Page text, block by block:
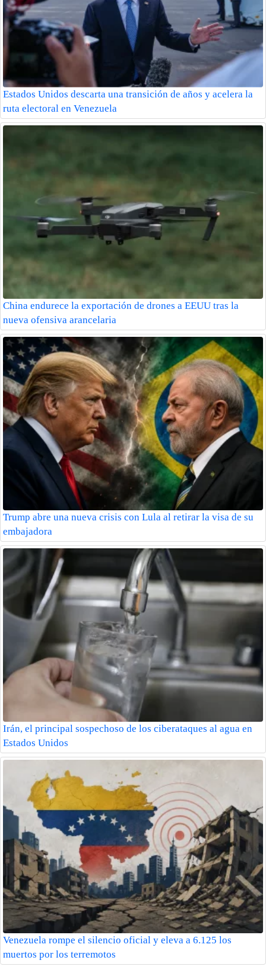
Estados Unidos descarta una transición de años y acelera la
ruta electoral en Venezuela
China endurece la exportación de drones a EEUU tras la
nueva ofensiva arancelaria
Trump abre una nueva crisis con Lula al retirar la visa de su
embajadora
Irán, el principal sospechoso de los ciberataques al agua en
Estados Unidos
Venezuela rompe el silencio oficial y eleva a 6.125 los
muertos por los terremotos